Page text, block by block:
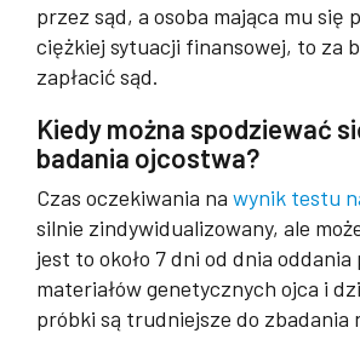
przez sąd, a osoba mająca mu się
ciężkiej sytuacji finansowej, to za
zapłacić sąd.
Kiedy można spodziewać
badania ojcostwa?
Czas oczekiwania na wynik testu
silnie zindywidualizowany, ale
jest to około 7 dni od dnia oddania
materiałów genetycznych ojca i
próbki są trudniejsze do zbadania